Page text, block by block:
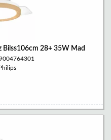
Bilss106cm 28+ 35W Mad